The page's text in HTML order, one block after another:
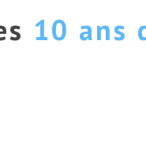
10 ans